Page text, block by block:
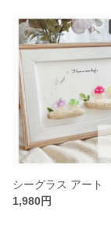
1,980円